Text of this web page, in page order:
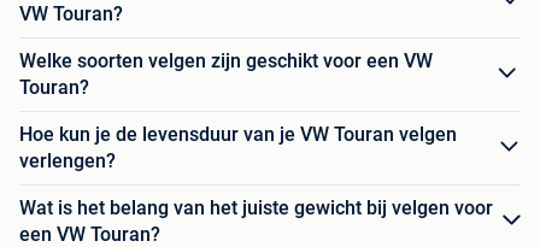
VW Touran?
Welke soorten velgen zijn geschikt voor een VW
Touran?
Hoe kun je de levensduur van je VW Touran velgen
verlengen?
Wat is het belang van het juiste gewicht bij velgen voor
een VW Touran?